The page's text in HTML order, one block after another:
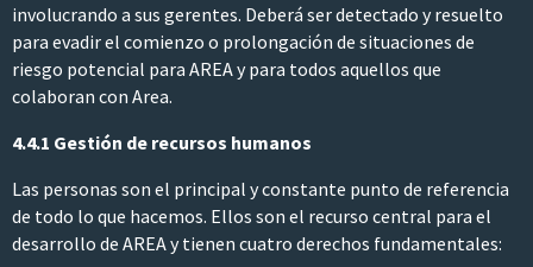
involucrando a sus gerentes. Deberá ser detectado y resuelto
para evadir el comienzo o prolongación de situaciones de
riesgo potencial para AREA y para todos aquellos que
colaboran con Area.
4.4.1 Gestión de recursos humanos
Las personas son el principal y constante punto de referencia
de todo lo que hacemos. Ellos son el recurso central para el
desarrollo de AREA y tienen cuatro derechos fundamentales: